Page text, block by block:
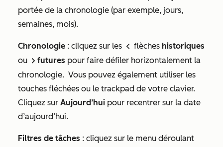
portée de la chronologie (par exemple, jours,
semaines, mois).
Chronologie : cliquez sur les leftIcon flèches historiques
ou rightIcon futures pour faire défiler horizontalement la
chronologie. Vous pouvez également utiliser les
touches fléchées ou le trackpad de votre clavier.
Cliquez sur Aujourd’hui pour recentrer sur la date
d’aujourd’hui.
Filtres de tâches : cliquez sur le menu déroulant